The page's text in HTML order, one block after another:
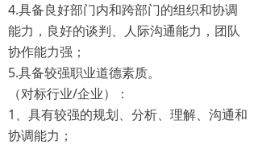
4.具备良好部门内和跨部门的组织和协调
能力，良好的谈判、人际沟通能力，团队
协作能力强；
5.具备较强职业道德素质。
（对标行业/企业）：
1、具有较强的规划、分析、理解、沟通和
协调能力；